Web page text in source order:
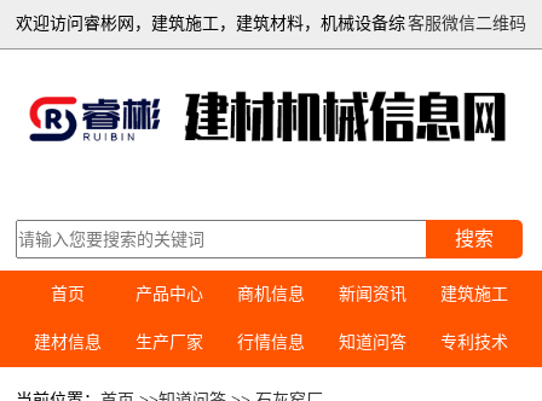
客服微信二维码
欢迎访问睿彬网，建筑施工，建筑材料，机械设备综
搜索
首页 产品中心 商机信息 新闻资讯 建筑施工
建材信息 生产厂家 行情信息 知道问答 专利技术